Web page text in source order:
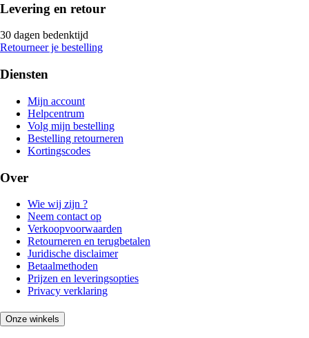
Levering en retour
30 dagen bedenktijd
Retourneer je bestelling
Diensten
Mijn account
Helpcentrum
Volg mijn bestelling
Bestelling retourneren
Kortingscodes
Over
Wie wij zijn ?
Neem contact op
Verkoopvoorwaarden
Retourneren en terugbetalen
Juridische disclaimer
Betaalmethoden
Prijzen en leveringsopties
Privacy verklaring
Onze winkels